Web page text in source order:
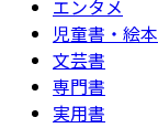
エンタメ
児童書・絵本
文芸書
専門書
実用書